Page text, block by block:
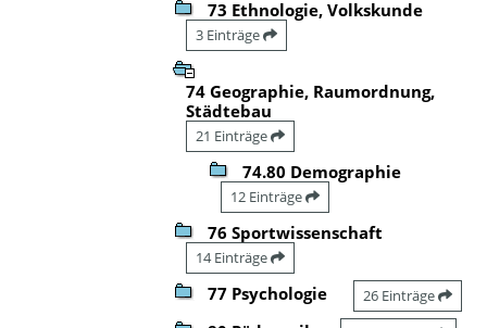
73 Ethnologie, Volkskunde
3 Einträge
74 Geographie, Raumordnung,
Städtebau
21 Einträge
74.80 Demographie
12 Einträge
76 Sportwissenschaft
14 Einträge
77 Psychologie 26 Einträge